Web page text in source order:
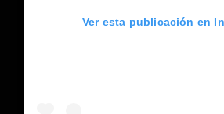
Ver esta publicación en